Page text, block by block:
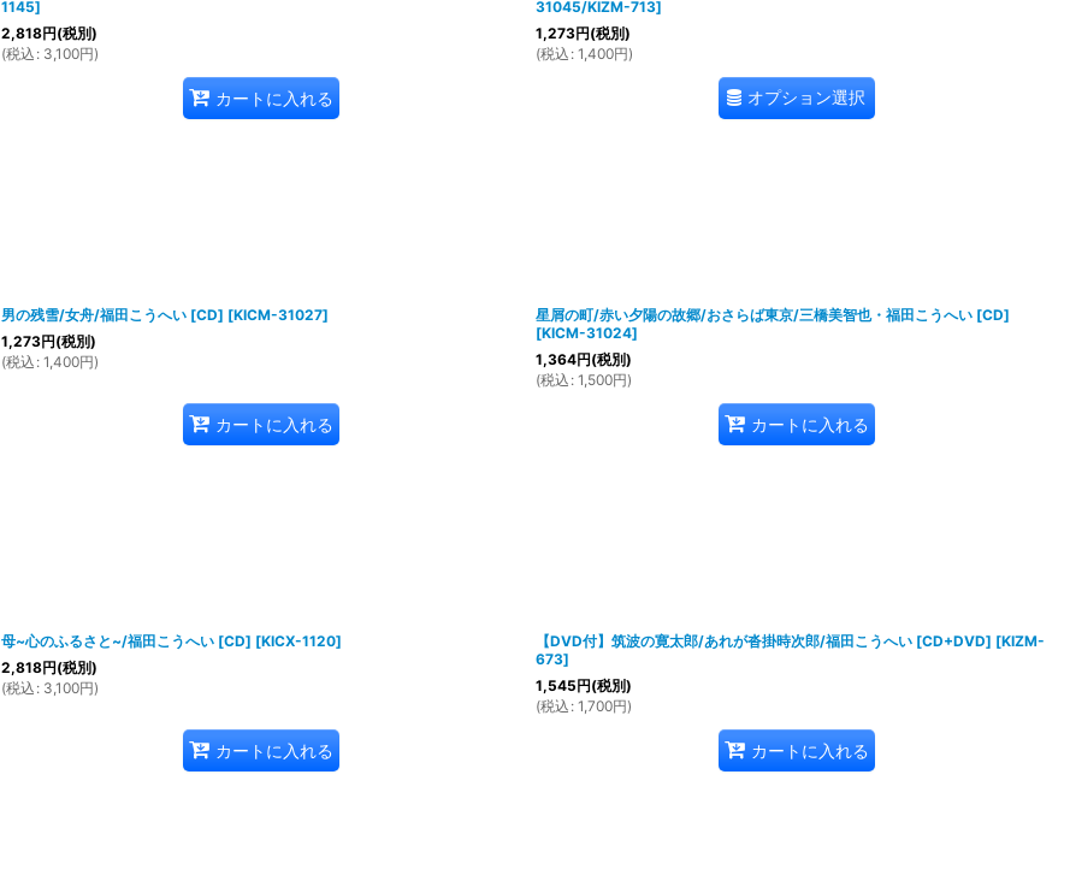
1145]
2,818円(税別)
(税込 : 3,100円)
カートに入れる
31045/KIZM-713]
1,273円(税別)
(税込 : 1,400円)
オプション選択
男の残雪/女舟/福田こうへい [CD] [KICM-31027]
1,273円(税別)
(税込 : 1,400円)
カートに入れる
星屑の町/赤い夕陽の故郷/おさらば東京/三橋美智也・福田こうへい [CD]
[KICM-31024]
1,364円(税別)
(税込 : 1,500円)
カートに入れる
母~心のふるさと~/福田こうへい [CD] [KICX-1120]
2,818円(税別)
(税込 : 3,100円)
カートに入れる
【DVD付】筑波の寛太郎/あれが沓掛時次郎/福田こうへい [CD+DVD] [KIZM-
673]
1,545円(税別)
(税込 : 1,700円)
カートに入れる